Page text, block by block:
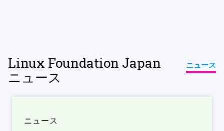
Linux Foundation Japan
ニュース
ニュース
ニュース